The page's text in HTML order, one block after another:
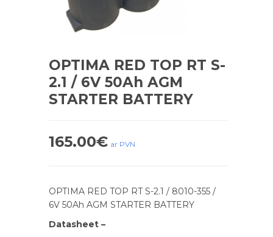
OPTIMA RED TOP RT S-
2.1 / 6V 50Ah AGM
STARTER BATTERY
165.00€ ar PVN
OPTIMA RED TOP RT S-2.1 / 8010-355 /
6V 50Ah AGM STARTER BATTERY
Datasheet –